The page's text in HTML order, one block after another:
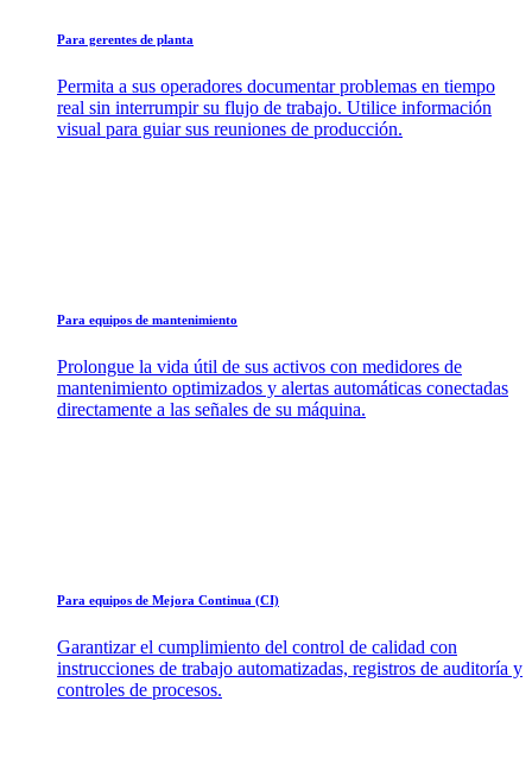
Para gerentes de planta
Permita a sus operadores documentar problemas en tiempo
real sin interrumpir su flujo de trabajo. Utilice información
visual para guiar sus reuniones de producción.
Para equipos de mantenimiento
Prolongue la vida útil de sus activos con medidores de
mantenimiento optimizados y alertas automáticas conectadas
directamente a las señales de su máquina.
Para equipos de Mejora Continua (CI)
Garantizar el cumplimiento del control de calidad con
instrucciones de trabajo automatizadas, registros de auditoría y
controles de procesos.